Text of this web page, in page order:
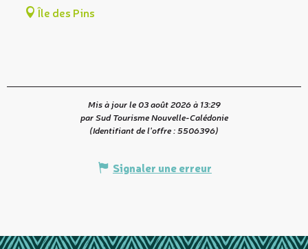
Île des Pins
Mis à jour le 03 août 2026 à 13:29
par Sud Tourisme Nouvelle-Calédonie
(Identifiant de l'offre :5506396)
Signaler une erreur